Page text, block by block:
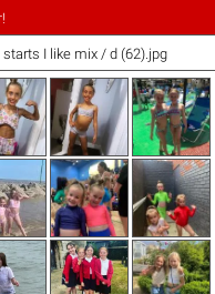
I like mix / d (62).jpg